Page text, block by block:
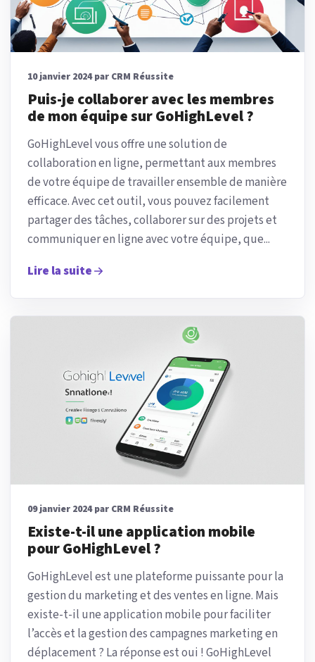
10 janvier 2024 par CRM Réussite
Puis-je collaborer avec les membres
de mon équipe sur GoHighLevel ?
GoHighLevel vous offre une solution de
collaboration en ligne, permettant aux membres
de votre équipe de travailler ensemble de manière
efficace. Avec cet outil, vous pouvez facilement
partager des tâches, collaborer sur des projets et
communiquer en ligne avec votre équipe, que...
Lire la suite
09 janvier 2024 par CRM Réussite
Existe-t-il une application mobile
pour GoHighLevel ?
GoHighLevel est une plateforme puissante pour la
gestion du marketing et des ventes en ligne. Mais
existe-t-il une application mobile pour faciliter
l’accès et la gestion des campagnes marketing en
déplacement ? La réponse est oui ! GoHighLevel